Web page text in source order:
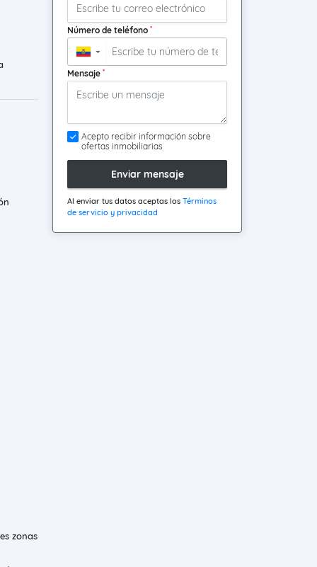
zonas
Número de teléfono *
▼
Mensaje *
Acepto recibir información sobre
ofertas inmobiliarias
Enviar mensaje
Al enviar tus datos aceptas los Términos
de servicio y privacidad